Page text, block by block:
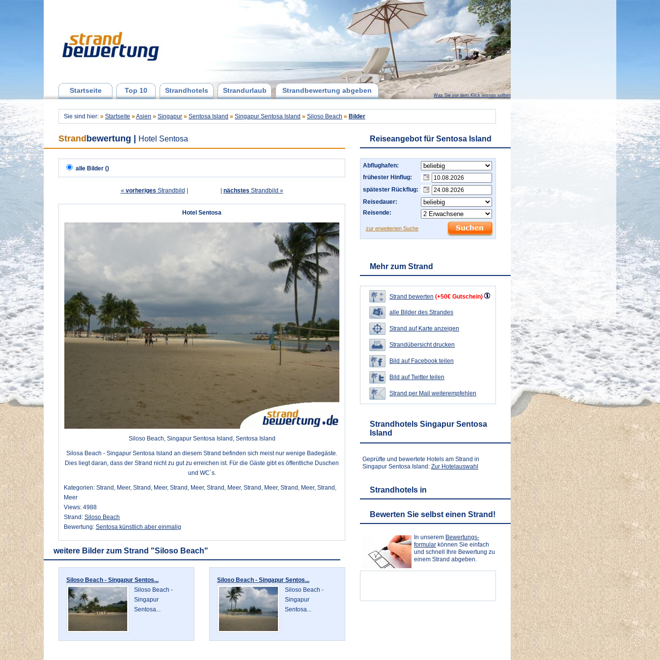
Startseite Top 10 Strandhotels Strandurlaub Strandbewertung abgeben
Was Sie vor dem Klick wissen sollten
Sie sind hier: » Startseite » Asien » Singapur » Sentosa Island » Singapur Sentosa Island » Siloso Beach » Bilder
Strand bewertung Hotel Sentosa
alle Bilder ()
« vorheriges Strandbild nächstes Strandbild »
Hotel Sentosa
Siloso Beach, Singapur Sentosa Island, Sentosa Island
Silosa Beach - Singapur Sentosa Island an diesem Strand befinden sich meist nur wenige Badegäste.
Dies liegt daran, dass der Strand nicht zu gut zu erreichen ist. Für die Gäste gibt es öffentliche Duschen
und WC´s.
Kategorien: Strand, Meer, Strand, Meer, Strand, Meer, Strand, Meer, Strand, Meer, Strand, Meer, Strand,
Meer
Views: 4988
Strand: Siloso Beach
Bewertung: Sentosa künstlich aber einmalig
weitere Bilder zum Strand "Siloso Beach"
Siloso Beach - Singapur Sentos...
Siloso Beach -
Singapur
Sentosa...
Siloso Beach - Singapur Sentos...
Siloso Beach -
Singapur
Sentosa...
Reiseangebot für Sentosa Island
Abflughafen:
frühester Hinflug:
spätester Rückflug:
Reisedauer:
Reisende:
zur erweiterten Suche
Mehr zum Strand
Strand bewerten (+50€ Gutschein)
alle Bilder des Strandes
Strand auf Karte anzeigen
Strandübersicht drucken
Bild auf Facebook teilen
Bild auf Twitter teilen
Strand per Mail weiterempfehlen
Strandhotels Singapur Sentosa
Island
Geprüfte und bewertete Hotels am Strand in
Singapur Sentosa Island: Zur Hotelauswahl
Strandhotels in
Bewerten Sie selbst einen Strand!
In unserem Bewertungs-
formular können Sie einfach
und schnell Ihre Bewertung zu
einem Strand abgeben.